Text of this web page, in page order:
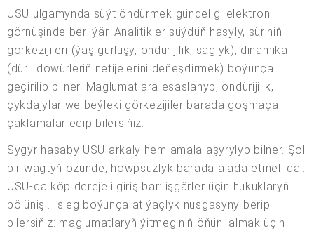
USU ulgamynda süýt öndürmek gündeligi elektron
görnüşinde berilýär. Analitikler süýdüň hasyly, süriniň
görkezijileri (ýaş gurluşy, öndürijilik, saglyk), dinamika
(dürli döwürleriň netijelerini deňeşdirmek) boýunça
geçirilip bilner. Maglumatlara esaslanyp, öndürijilik,
çykdajylar we beýleki görkezijiler barada goşmaça
çaklamalar edip bilersiňiz.
Sygyr hasaby USU arkaly hem amala aşyrylyp bilner. Şol
bir wagtyň özünde, howpsuzlyk barada alada etmeli däl.
USU-da köp derejeli giriş bar: işgärler üçin hukuklaryň
bölünişi. Isleg boýunça ätiýaçlyk nusgasyny berip
bilersiňiz: maglumatlaryň ýitmeginiň öňüni almak üçin